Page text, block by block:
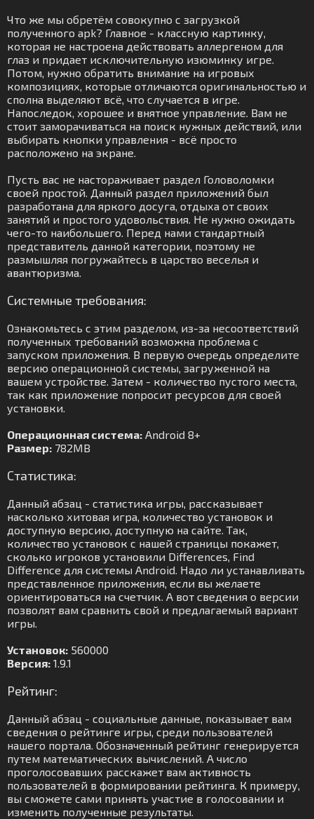
Что же мы обретём совокупно с загрузкой
полученного apk? Главное - классную картинку,
которая не настроена действовать аллергеном для
глаз и придает исключительную изюминку игре.
Потом, нужно обратить внимание на игровых
композициях, которые отличаются оригинальностью и
сполна выделяют всё, что случается в игре.
Напоследок, хорошее и внятное управление. Вам не
стоит заморачиваться на поиск нужных действий, или
выбирать кнопки управления - всё просто
расположено на экране.
Пусть вас не настораживает раздел Головоломки
своей простой. Данный раздел приложений был
разработана для яркого досуга, отдыха от своих
занятий и простого удовольствия. Не нужно ожидать
чего-то наибольшего. Перед нами стандартный
представитель данной категории, поэтому не
размышляя погружайтесь в царство веселья и
авантюризма.
Системные требования:
Ознакомьтесь с этим разделом, из-за несоответствий
полученных требований возможна проблема с
запуском приложения. В первую очередь определите
версию операционной системы, загруженной на
вашем устройстве. Затем - количество пустого места,
так как приложение попросит ресурсов для своей
установки.
Операционная система: Android 8+
Размер: 782MB
Статистика:
Данный абзац - статистика игры, рассказывает
насколько хитовая игра, количество установок и
доступную версию, доступную на сайте. Так,
количество установок с нашей страницы покажет,
сколько игроков установили Differences, Find
Difference для системы Android. Надо ли устанавливать
представленное приложения, если вы желаете
ориентироваться на счетчик. А вот сведения о версии
позволят вам сравнить свой и предлагаемый вариант
игры.
Установок: 560000
Версия: 1.9.1
Рейтинг:
Данный абзац - социальные данные, показывает вам
сведения о рейтинге игры, среди пользователей
нашего портала. Обозначенный рейтинг генерируется
путем математических вычислений. А число
проголосовавших расскажет вам активность
пользователей в формировании рейтинга. К примеру,
вы сможете сами принять участие в голосовании и
изменить полученные результаты.